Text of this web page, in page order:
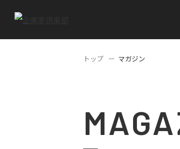
トップ マガジン